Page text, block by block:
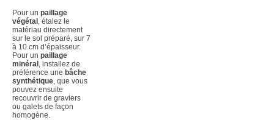
Pour un paillage
végétal, étalez le
matériau directement
sur le sol préparé, sur 7
à 10 cm d’épaisseur.
Pour un paillage
minéral, installez de
préférence une bâche
synthétique, que vous
pouvez ensuite
recouvrir de graviers
ou galets de façon
homogène.